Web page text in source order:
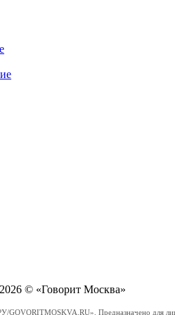
© «Говорит Москва»
Предназначено для